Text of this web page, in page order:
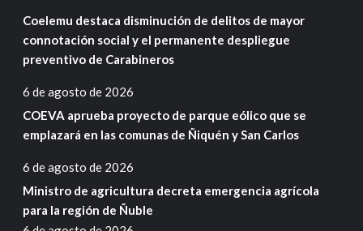
Coelemu destaca disminución de delitos de mayor
connotación social y el permanente despliegue
preventivo de Carabineros
6 de agosto de 2026
COEVA aprueba proyecto de parque eólico que se
emplazará en las comunas de Ñiquén y San Carlos
6 de agosto de 2026
Ministro de agricultura decreta emergencia agrícola
para la región de Ñuble